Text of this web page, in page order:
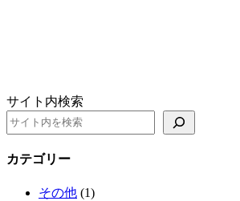
サイト内検索
カテゴリー
その他 (1)